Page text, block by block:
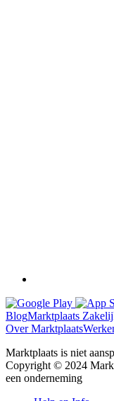
BlogMarktplaats
Over Marktplaats
Marktplaats is niet
Copyright © 2024
een onderneming